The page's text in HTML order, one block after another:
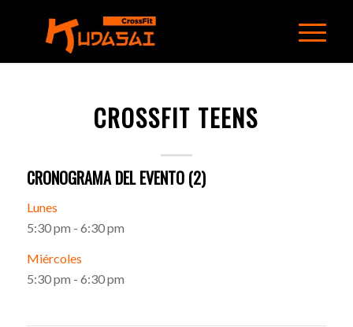
CROSSFIT TEENS
CRONOGRAMA DEL EVENTO (2)
Lunes
5:30 pm - 6:30 pm
Miércoles
5:30 pm - 6:30 pm